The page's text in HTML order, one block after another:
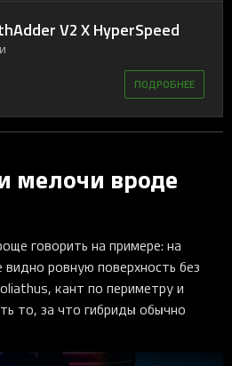
V2 X HyperSpeed
ПОДРОБНЕЕ
мелочи вроде
говорить на примере: на
ровную поверхность без
кант по периметру и
то, за что гибриды обычно